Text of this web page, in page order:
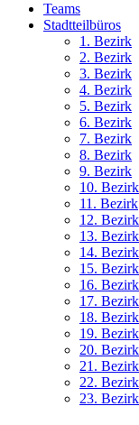
Teams
Stadtteilbüros
1. Bezirk
2. Bezirk
3. Bezirk
4. Bezirk
5. Bezirk
6. Bezirk
7. Bezirk
8. Bezirk
9. Bezirk
10. Bezirk
11. Bezirk
12. Bezirk
13. Bezirk
14. Bezirk
15. Bezirk
16. Bezirk
17. Bezirk
18. Bezirk
19. Bezirk
20. Bezirk
21. Bezirk
22. Bezirk
23. Bezirk